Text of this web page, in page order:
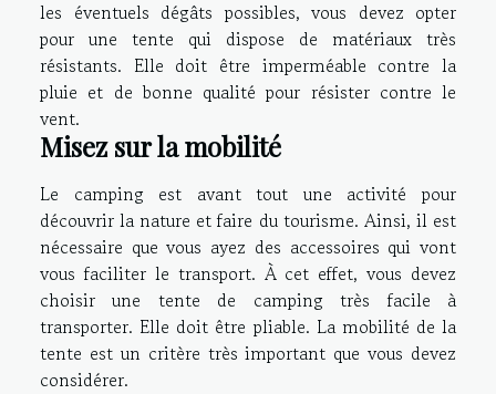
les éventuels dégâts possibles, vous devez opter
pour une tente qui dispose de matériaux très
résistants. Elle doit être imperméable contre la
pluie et de bonne qualité pour résister contre le
vent.
Misez sur la mobilité
Le camping est avant tout une activité pour
découvrir la nature et faire du tourisme. Ainsi, il est
nécessaire que vous ayez des accessoires qui vont
vous faciliter le transport. À cet effet, vous devez
choisir une tente de camping très facile à
transporter. Elle doit être pliable. La mobilité de la
tente est un critère très important que vous devez
considérer.